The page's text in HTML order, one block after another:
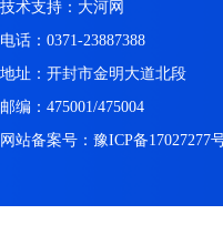
技术支持： 大河网
电话：0371-23887388
地址：开封市金明大道北段
邮编：475001/475004
网站备案号：豫ICP备17027277